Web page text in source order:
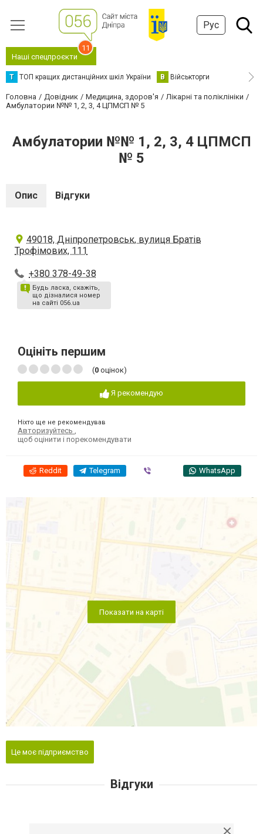
Рус
Наші спецпроєкти
11
Т ТОП кращих дистанційних шкіл України В Військторги
Головна Довідник Медицина, здоров'я
Лікарні та поліклініки
Амбулатории №№ 1, 2, 3, 4 ЦПМСП № 5
Амбулатории №№ 1, 2, 3, 4 ЦПМСП
№ 5
Опис Відгуки
49018, Дніпропетровськ, вулиця Братів
Трофімових, 111
+380 378-49-38
Будь ласка, скажіть,
що дізналися номер
на сайті 056.ua
Оцініть першим
(0 оцінок)
Я рекомендую
Ніхто ще не рекомендував
Авторизуйтесь
щоб оцінити і порекомендувати
Reddit Telegram WhatsApp
Показати на карті
Це моє підприємство
Відгуки